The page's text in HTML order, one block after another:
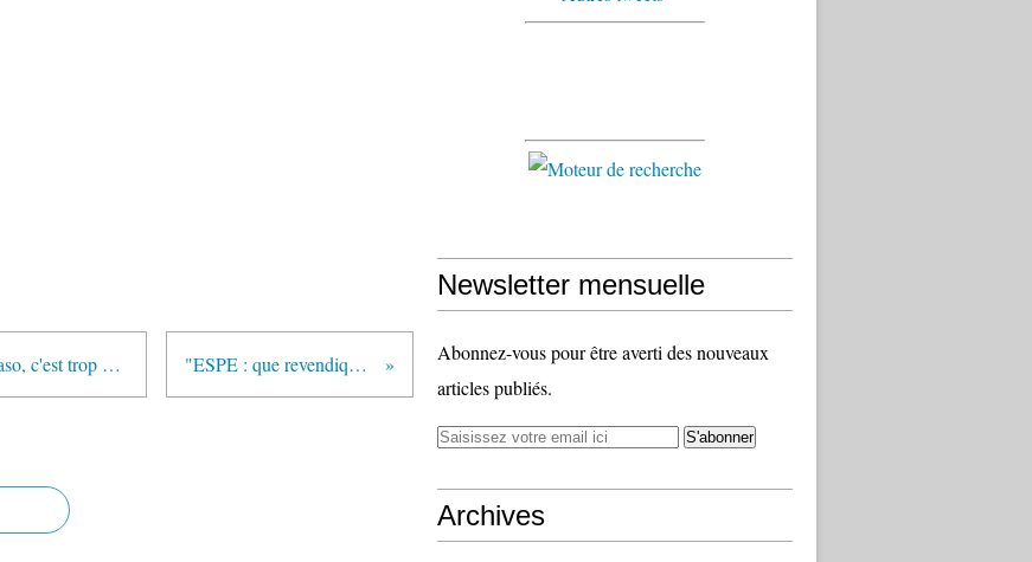
"Vincent Peillon plus Geneviève Fioraso, c'est trop ?" (article de Claude Lelièvre - lexpress.fr) "ESPE : que revendiquer ?" (SGEN-CFDT)
Newsletter mensuelle
Abonnez-vous pour être averti des nouveaux
articles publiés.
Archives